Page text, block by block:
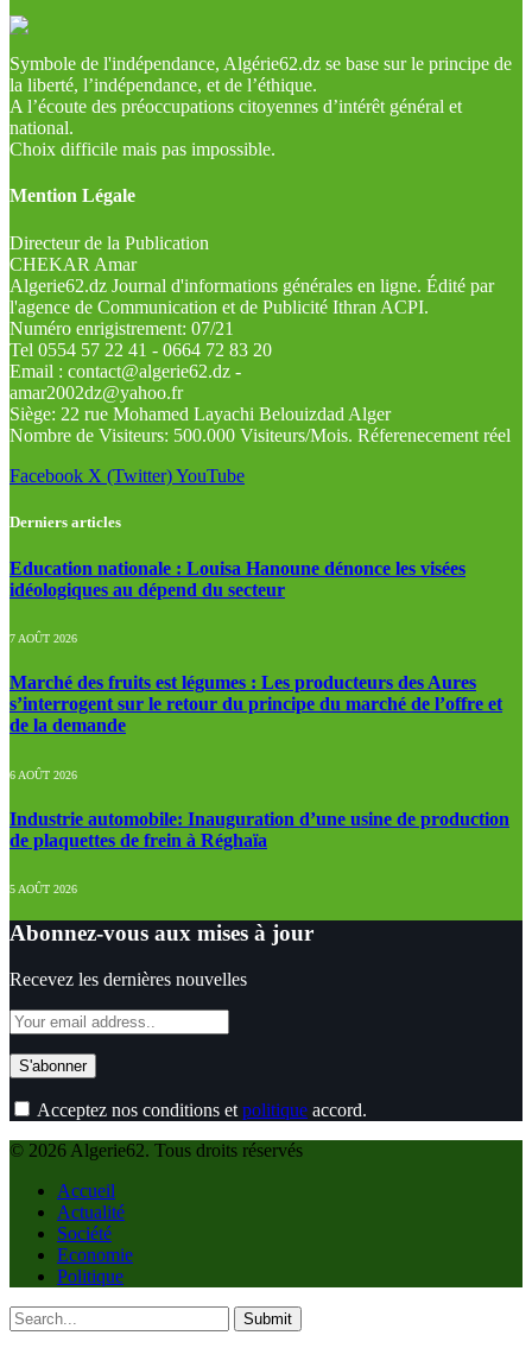
Symbole de l'indépendance, Algérie62.dz se base sur le principe de
la liberté, l’indépendance, et de l’éthique.
A l’écoute des préoccupations citoyennes d’intérêt général et
national.
Choix difficile mais pas impossible.
Mention Légale
Directeur de la Publication
CHEKAR Amar
Algerie62.dz Journal d'informations générales en ligne. Édité par
l'agence de Communication et de Publicité Ithran ACPI.
Numéro enrigistrement: 07/21
Tel 0554 57 22 41 - 0664 72 83 20
Email : contact@algerie62.dz -
amar2002dz@yahoo.fr
Siège: 22 rue Mohamed Layachi Belouizdad Alger
Nombre de Visiteurs: 500.000 Visiteurs/Mois. Réferenecement réel
Facebook X (Twitter)YouTube
Derniers articles
Education nationale : Louisa Hanoune dénonce les visées
idéologiques au dépend du secteur
7 AOÛT 2026
Marché des fruits est légumes : Les producteurs des Aures
s’interrogent sur le retour du principe du marché de l’offre et
de la demande
6 AOÛT 2026
Industrie automobile: Inauguration d’une usine de production
de plaquettes de frein à Réghaïa
5 AOÛT 2026
Abonnez-vous aux mises à jour
Recevez les dernières nouvelles
Acceptez nos conditions et politique accord.
© 2026 Algerie62. Tous droits réservés
Accueil
Actualité
Société
Economie
Politique
Submit